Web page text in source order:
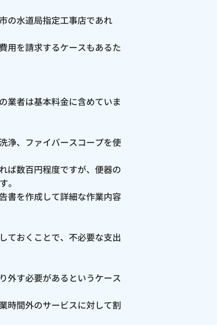
の水道局指定工事店であれ
用を請求するケースもあるた
業者は基本料金に含めていま
浄、ファイバースコープを使
ば数百円程度ですが、便器の
。
書を作成して詳細な作業内容
ておくことで、不必要な支出
外す必要があるというケース
時間外のサービスに対して割